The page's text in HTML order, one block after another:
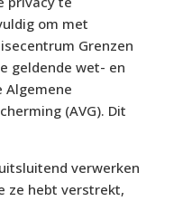
om met
Grenzen
geldende wet- en
Algemene
(AVG). Dit
verwerken
ze hebt verstrekt,